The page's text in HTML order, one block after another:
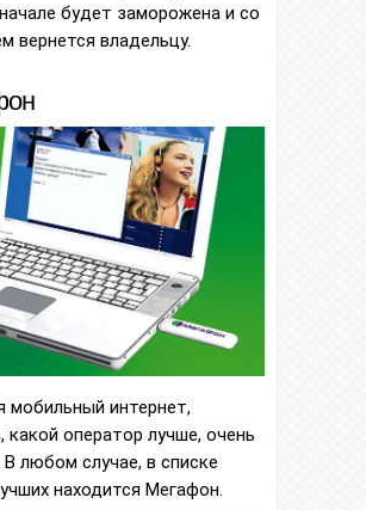
будет заморожена и со
вернется владельцу.
мобильный интернет,
какой оператор лучше, очень
любом случае, в списке
находится Мегафон.